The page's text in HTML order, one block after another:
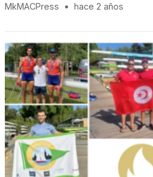
MkMACPress • hace 2 años